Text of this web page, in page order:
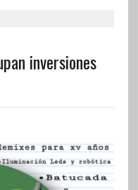
inversiones